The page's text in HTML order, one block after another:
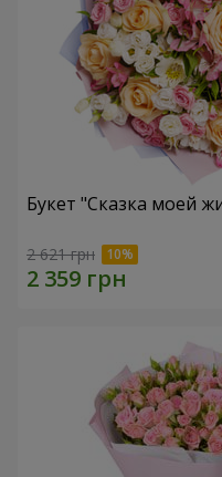
Букет "Сказка моей
2 621 грн